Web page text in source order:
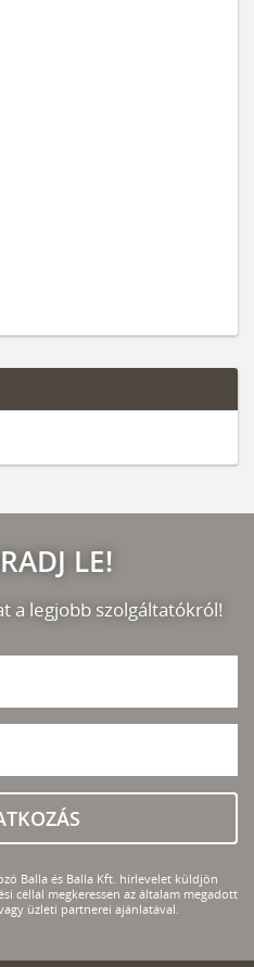
LE!
a legjobb szolgáltatókról!
Balla és Balla Kft. hírlevelet küldjön
céllal megkeressen az általam megadott
üzleti partnerei ajánlatával.